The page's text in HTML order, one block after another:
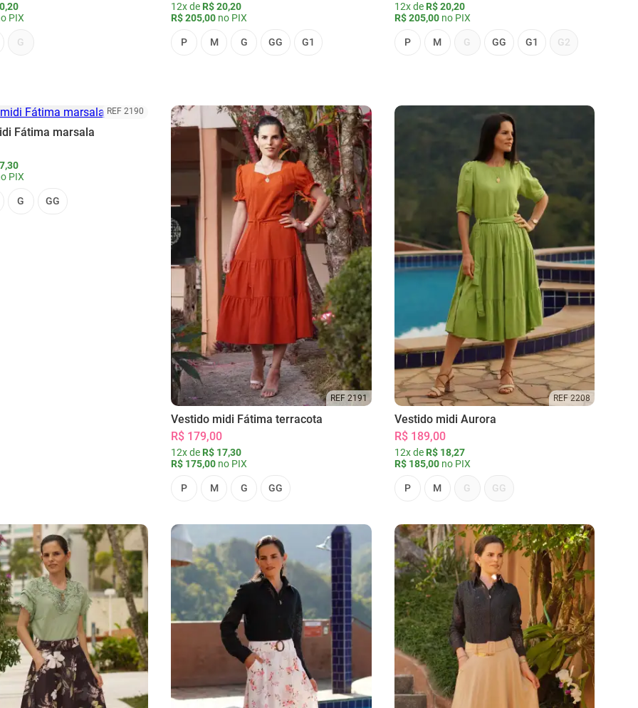
PIX
G
12x de R$ 20,20
R$ 205,00 no PIX
P M G GG G1
12x de R$ 20,20
R$ 205,00no PIX
P M G GG G1 G2
REF 2190
Fátima marsala
PIX
G GG
REF 2191
Vestido midi Fátima terracota
R$ 179,00
12x de R$ 17,30
R$ 175,00 no PIX
P M G GG
REF 2208
Vestido midi Aurora
R$ 189,00
12x de R$ 18,27
R$ 185,00no PIX
P M G GG